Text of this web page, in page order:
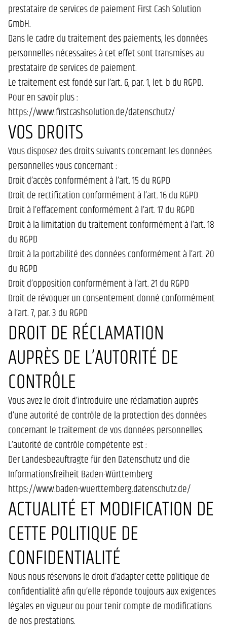
prestataire de services de paiement First Cash Solution
GmbH.
Dans le cadre du traitement des paiements, les données
personnelles nécessaires à cet effet sont transmises au
prestataire de services de paiement.
Le traitement est fondé sur l’art. 6, par. 1, let. b du RGPD.
Pour en savoir plus :
https://www.firstcashsolution.de/datenschutz/
VOS DROITS
Vous disposez des droits suivants concernant les données
personnelles vous concernant :
Droit d’accès conformément à l’art. 15 du RGPD
Droit de rectification conformément à l’art. 16 du RGPD
Droit à l’effacement conformément à l’art. 17 du RGPD
Droit à la limitation du traitement conformément à l’art. 18
du RGPD
Droit à la portabilité des données conformément à l’art. 20
du RGPD
Droit d’opposition conformément à l’art. 21 du RGPD
Droit de révoquer un consentement donné conformément
à l’art. 7, par. 3 du RGPD
DROIT DE RÉCLAMATION
AUPRÈS DE L’AUTORITÉ DE
CONTRÔLE
Vous avez le droit d’introduire une réclamation auprès
d’une autorité de contrôle de la protection des données
concernant le traitement de vos données personnelles.
L’autorité de contrôle compétente est :
Der Landesbeauftragte für den Datenschutz und die
Informationsfreiheit Baden-Württemberg
https://www.baden-wuerttemberg.datenschutz.de/
ACTUALITÉ ET MODIFICATION DE
CETTE POLITIQUE DE
CONFIDENTIALITÉ
Nous nous réservons le droit d’adapter cette politique de
confidentialité afin qu’elle réponde toujours aux exigences
légales en vigueur ou pour tenir compte de modifications
de nos prestations.